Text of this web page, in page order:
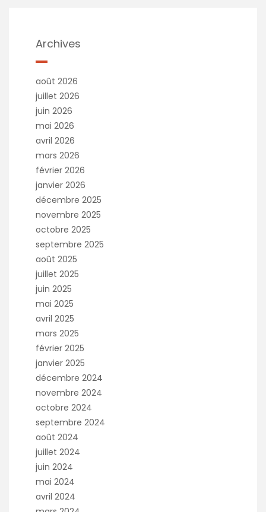
t
i
v
:
Archives
août 2026
juillet 2026
juin 2026
mai 2026
avril 2026
mars 2026
février 2026
janvier 2026
décembre 2025
novembre 2025
octobre 2025
septembre 2025
août 2025
juillet 2025
juin 2025
mai 2025
avril 2025
mars 2025
février 2025
janvier 2025
décembre 2024
novembre 2024
octobre 2024
septembre 2024
août 2024
juillet 2024
juin 2024
mai 2024
avril 2024